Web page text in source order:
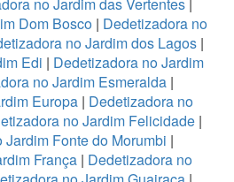
Dom Bosco| Dedetizadora no
no Jardim dos Lagos |
Edi | Dedetizadora no Jardim
no Jardim Esmeralda |
Europa | Dedetizadora no
no Jardim Felicidade|
Fonte do Morumbi |
França| Dedetizadora no